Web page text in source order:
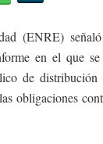
(ENRE)
en el que
de distribución
obligaciones